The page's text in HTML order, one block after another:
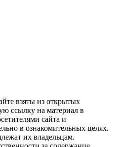
взяты из открытых
ссылку на материал в
сайта и
в ознакомительных целях.
их владельцам.